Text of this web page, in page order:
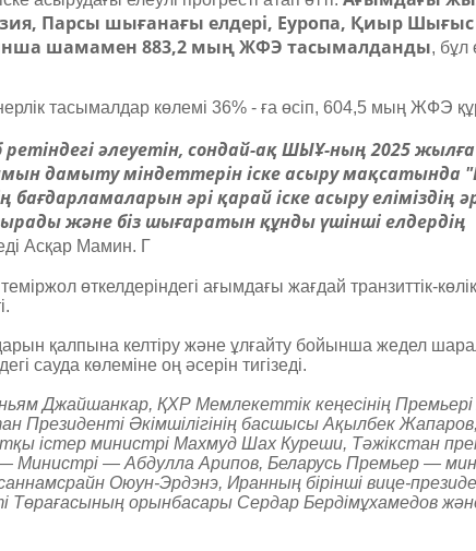
Парсы шығанағы елдері, Еуропа, Қиыр Шығыс
шамамен 883,2 мың ЖФЭ тасымалданды, бұл
тасымалдар көлемі 36% - ға өсіп, 604,5 мың ЖФЭ
әлеуетін, сондай-ақ ШЫҰ-ның 2025 жылға
дамыту міндеттерін іске асыру мақсатында
әрі қарай іске асыру еліміздің
және біз шығаратын құнды үшінші елдердің
Асқар Мамин. Г
өткелдеріндегі ағымдағы жағдай транзиттік-көлік
қалпына келтіру және ұлғайту бойынша жедел
сауда көлеміне оң әсерін тигізеді.
Джайшанкар, ҚХР Мемлекеттік кеңесінің
Президенті Әкімшілігінің басшысы Ақылбек
істер министрі Махмуд Шах Куреши, Тәжікстан
Министрі — Абдулла Арипов, Беларусь Премьер —
Оюун-Эрдэнэ, Иранның бірінші вице-
орынбасары Сердар Бердімұхамедов